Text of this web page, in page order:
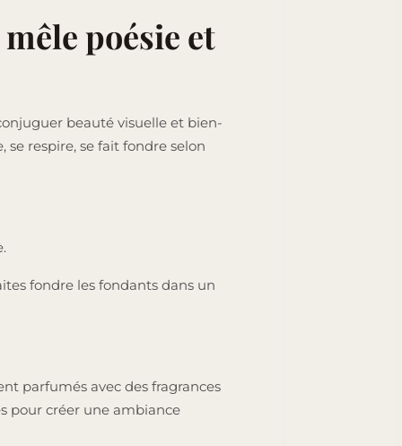
poésie et
beauté visuelle et bien-
respire, se fait fondre selon
fondre les fondants dans un
parfumés avec des fragrances
pour créer une ambiance